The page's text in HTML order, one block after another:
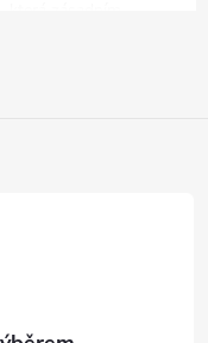
během každé jízdy.
důvodů, proč